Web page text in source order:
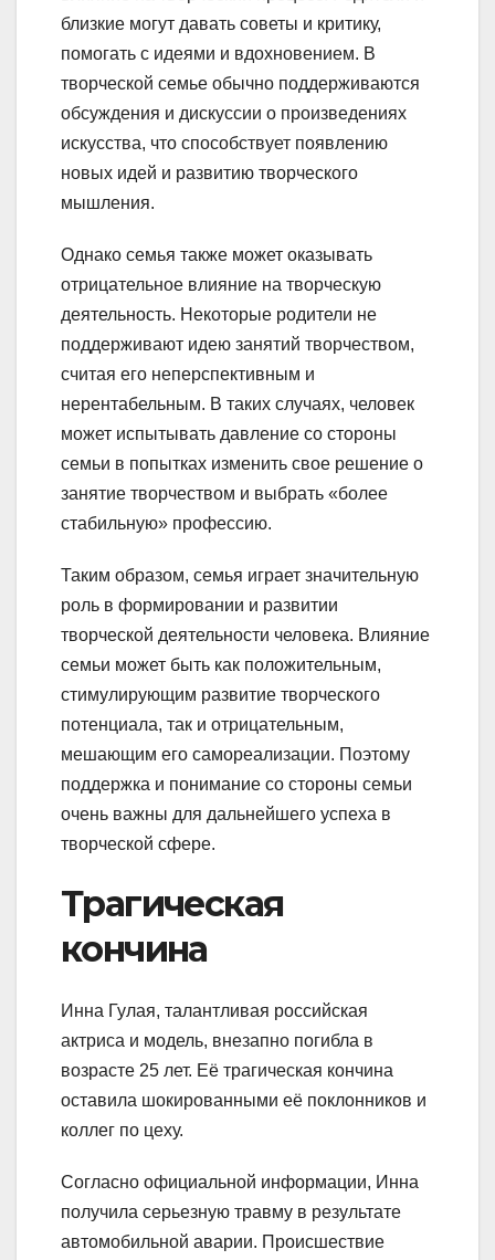
близкие могут давать советы и критику,
помогать с идеями и вдохновением. В
творческой семье обычно поддерживаются
обсуждения и дискуссии о произведениях
искусства, что способствует появлению
новых идей и развитию творческого
мышления.
Однако семья также может оказывать
отрицательное влияние на творческую
деятельность. Некоторые родители не
поддерживают идею занятий творчеством,
считая его неперспективным и
нерентабельным. В таких случаях, человек
может испытывать давление со стороны
семьи в попытках изменить свое решение о
занятие творчеством и выбрать «более
стабильную» профессию.
Таким образом, семья играет значительную
роль в формировании и развитии
творческой деятельности человека. Влияние
семьи может быть как положительным,
стимулирующим развитие творческого
потенциала, так и отрицательным,
мешающим его самореализации. Поэтому
поддержка и понимание со стороны семьи
очень важны для дальнейшего успеха в
творческой сфере.
Трагическая
кончина
Инна Гулая, талантливая российская
актриса и модель, внезапно погибла в
возрасте 25 лет. Её трагическая кончина
оставила шокированными её поклонников и
коллег по цеху.
Согласно официальной информации, Инна
получила серьезную травму в результате
автомобильной аварии. Происшествие